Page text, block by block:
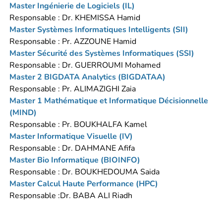
Master Ingénierie de Logiciels (IL)
Responsable : Dr. KHEMISSA Hamid
Master Systèmes Informatiques Intelligents (SII)
Responsable : Pr. AZZOUNE Hamid
Master Sécurité des Systèmes Informatiques (SSI)
Responsable : Dr. GUERROUMI Mohamed
Master 2 BIGDATA Analytics (BIGDATAA)
Responsable : Pr. ALIMAZIGHI Zaia
Master 1 Mathématique et Informatique Décisionnelle
(MIND)
Responsable : Pr. BOUKHALFA Kamel
Master Informatique Visuelle (IV)
Responsable : Dr. DAHMANE Afifa
Master Bio Informatique (BIOINFO)
Responsable : Dr. BOUKHEDOUMA Saida
Master Calcul Haute Performance (HPC)
Responsable :Dr. BABA ALI Riadh